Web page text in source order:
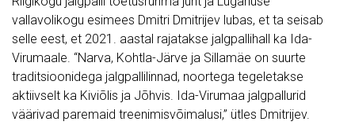
vallavolikogu esimees Dmitri Dmitrijev lubas, et ta seisab
selle eest, et 2021. aastal rajatakse jalgpallihall ka Ida-
Virumaale. “Narva, Kohtla-Järve ja Sillamäe on suurte
traditsioonidega jalgpallilinnad, noortega tegeletakse
aktiivselt ka Kiviõlis ja Jõhvis. Ida-Virumaa jalgpallurid
väärivad paremaid treenimisvõimalusi,” ütles Dmitrijev.